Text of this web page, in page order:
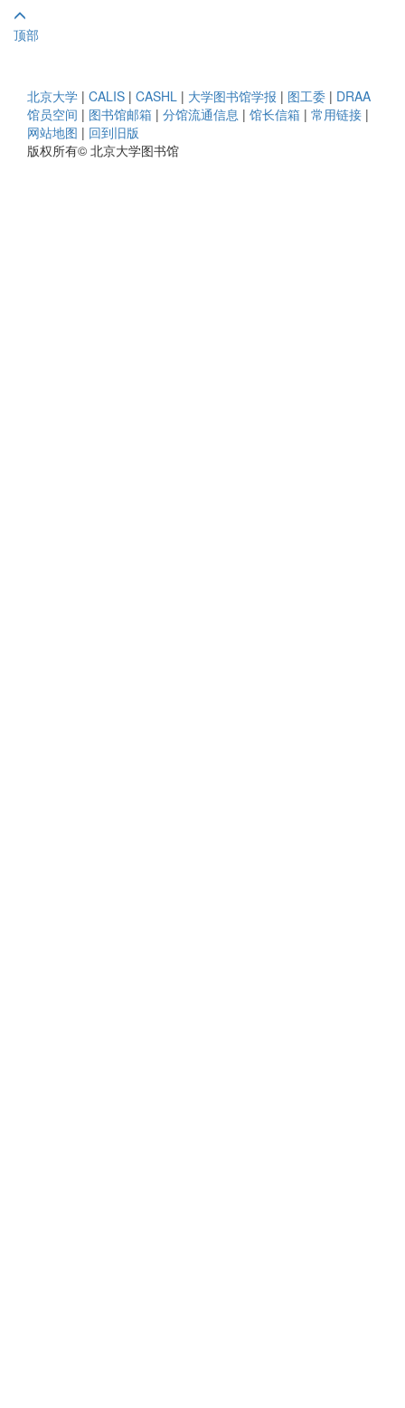
顶部
北京大学 | CALIS | CASHL | 大学图书馆学报 | 图工委 | DRAA
馆员空间 | 图书馆邮箱 | 分馆流通信息 | 馆长信箱 | 常用链接 |
网站地图 | 回到旧版
版权所有© 北京大学图书馆